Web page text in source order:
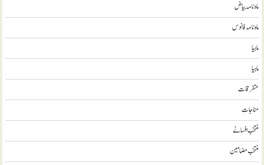
ماہ نامہ بیاض
ماہ نامہ فانوس
ماہیا
ماہیا
متفرقات
مناجات
منتخب افسانے
منتخب مضامين